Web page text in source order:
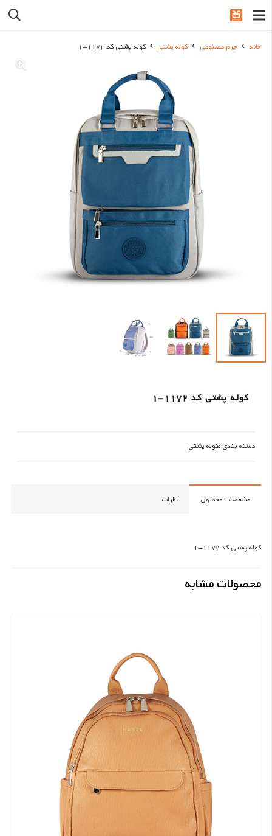
خانه چرم مصنوعی کوله پشتی کوله پشتی کد 1172-1
کوله پشتی کد 1172-1
دسته بندی :کوله پشتی
مشخصات محصول نظرات
کوله پشتی کد 1172-1
محصولات مشابه